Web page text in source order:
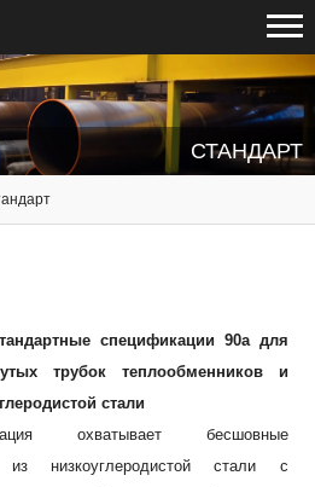
СТАНДАРТ
спецификации 90a для
трубок теплообменников и
стали
охватывает бесшовные
из низкоуглеродистой стали с